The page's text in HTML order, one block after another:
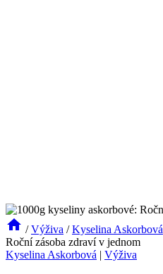
/ Výživa / Kyselina Askorbová
Roční zásoba zdraví v jednom
Kyselina Askorbová | Výživa